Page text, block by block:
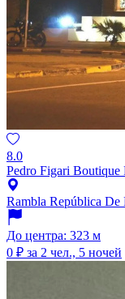
8.0
Pedro Figari Boutique
Rambla República
До центра: 323 м
0 ₽ за 2 чел., 5 ночей